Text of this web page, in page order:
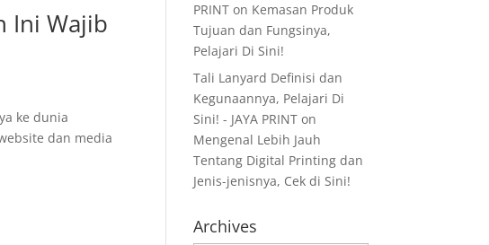
Ini Wajib
ke dunia
dan media
PRINT on Kemasan Produk
Tujuan dan Fungsinya,
Pelajari Di Sini!
Tali Lanyard Definisi dan
Kegunaannya, Pelajari Di
Sini! - JAYA PRINT on
Mengenal Lebih Jauh
Tentang Digital Printing dan
Jenis-jenisnya, Cek di Sini!
Archives